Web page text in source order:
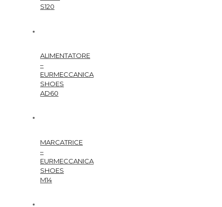
S120
ALIMENTATORE
–
EURMECCANICA
SHOES
AD60
MARCATRICE
–
EURMECCANICA
SHOES
M14